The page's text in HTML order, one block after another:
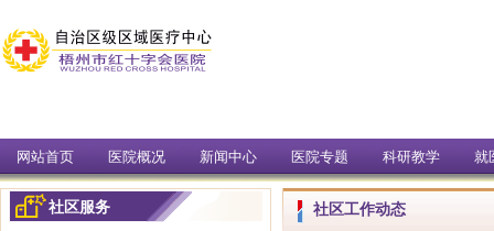
网站首页 医院概况 新闻中心 医院专题 科研教学 就
社区服务 社区工作动态